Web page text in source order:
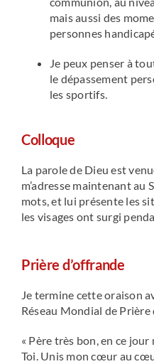
mais aussi des
personnes
Je peux penser à
le dépassement
les sportifs.
Colloque
La parole de Dieu est
m’adresse maintenant au
mots, et lui présente les
les visages ont surgi
Prière d’offrande
Je termine cette oraison
Réseau Mondial de Prière
« Père très bon, en ce
Toi. Unis mon cœur au